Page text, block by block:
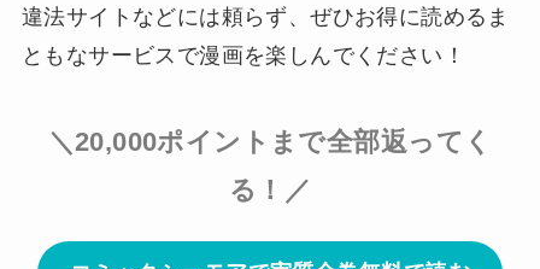
違法サイトなどには頼らず、ぜひお得に読めるま
ともなサービスで漫画を楽しんでください！
＼20,000ポイントまで全部返ってく
る！／